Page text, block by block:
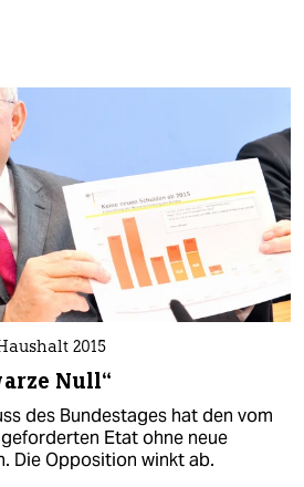
2015
Null“
des Bundestages hat den vom
Etat ohne neue
Die Opposition winkt ab.